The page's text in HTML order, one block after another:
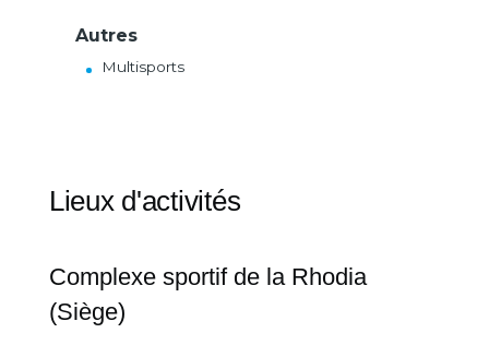
Autres
Multisports
Lieux d'activités
Complexe sportif de la Rhodia
(Siège)